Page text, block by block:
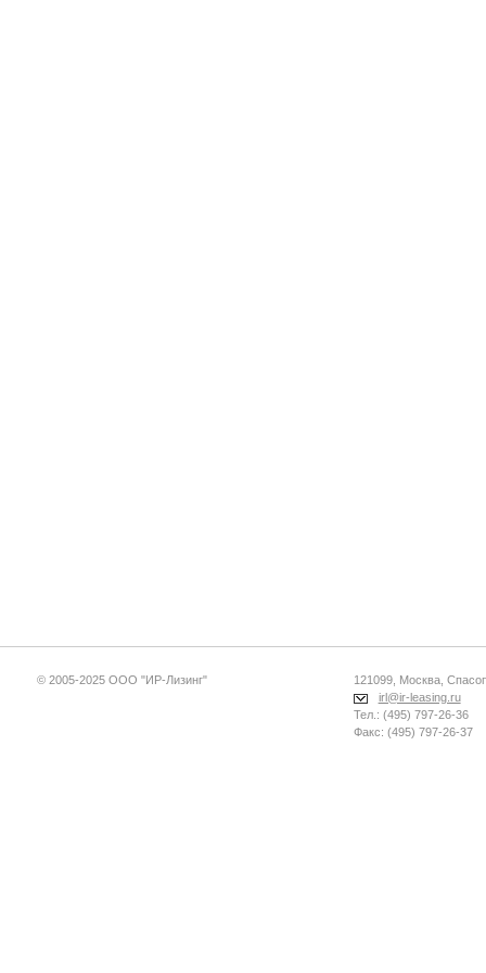
© 2005-2025 ООО "ИР-Лизинг"
121099, Москва,
irl@ir-leasing.ru
Тел.: (495) 797-26-36
Факс: (495) 797-26-37